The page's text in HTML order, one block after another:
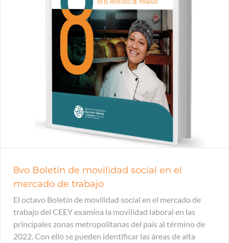
8vo Boletín de movilidad social en el
mercado de trabajo
El octavo Boletín de movilidad social en el mercado de
trabajo del CEEY examina la movilidad laboral en las
principales zonas metropolitanas del país al término de
2022. Con ello se pueden identificar las áreas de alta